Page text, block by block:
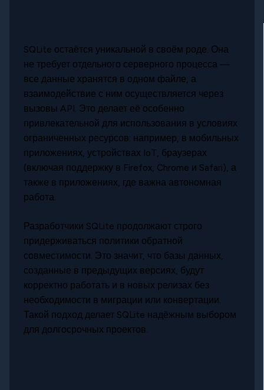
SQLite остаётся уникальной в своём роде. Она
не требует отдельного серверного процесса —
все данные хранятся в одном файле, а
взаимодействие с ним осуществляется через
вызовы API. Это делает её особенно
привлекательной для использования в условиях
ограниченных ресурсов: например, в мобильных
приложениях, устройствах IoT, браузерах
(включая поддержку в Firefox, Chrome и Safari), а
также в приложениях, где важна автономная
работа.
Разработчики SQLite продолжают строго
придерживаться политики обратной
совместимости. Это значит, что базы данных,
созданные в предыдущих версиях, будут
корректно работать и в новых релизах без
необходимости в миграции или конвертации.
Такой подход делает SQLite надёжным выбором
для долгосрочных проектов.